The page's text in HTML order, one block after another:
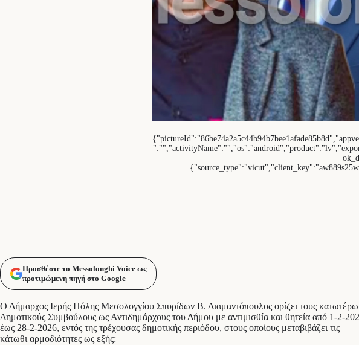
Προσθέστε το Messolonghi Voice ως
προτιμώμενη πηγή στο Google
Ο Δήμαρχος Ιερής Πόλης Μεσολογγίου Σπυρίδων Β. Διαμαντόπουλος ορίζει τους κατωτέρω
Δημοτικούς Συμβούλους ως Αντιδημάρχους του Δήμου με αντιμισθία και θητεία από 1-2-
έως 28-2-2026, εντός της τρέχουσας δημοτικής περιόδου, στους οποίους μεταβιβάζει τις
κάτωθι αρμοδιότητες ως εξής: